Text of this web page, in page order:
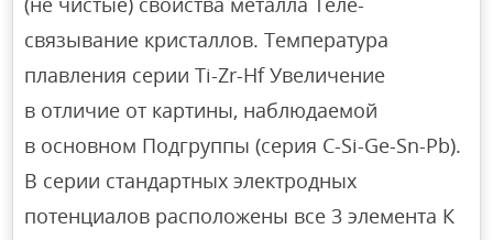
связывание кристаллов. Температура
плавления серии Ti-Zr-Hf Увеличение
в отличие от картины, наблюдаемой
в основном Подгруппы (серия С-Si-Ge-Sn-Pb).
В серии стандартных электродных
потенциалов расположены все 3 элемента К